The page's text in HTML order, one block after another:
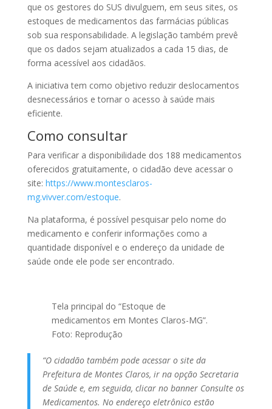
que os gestores do SUS divulguem, em seus sites, os
estoques de medicamentos das farmácias públicas
sob sua responsabilidade. A legislação também prevê
que os dados sejam atualizados a cada 15 dias, de
forma acessível aos cidadãos.
A iniciativa tem como objetivo reduzir deslocamentos
desnecessários e tornar o acesso à saúde mais
eficiente.
Como consultar
Para verificar a disponibilidade dos 188 medicamentos
oferecidos gratuitamente, o cidadão deve acessar o
site: https://www.montesclaros-
mg.vivver.com/estoque.
Na plataforma, é possível pesquisar pelo nome do
medicamento e conferir informações como a
quantidade disponível e o endereço da unidade de
saúde onde ele pode ser encontrado.
Tela principal do “Estoque de
medicamentos em Montes Claros-MG”.
Foto: Reprodução
“O cidadão também pode acessar o site da
Prefeitura de Montes Claros, ir na opção Secretaria
de Saúde e, em seguida, clicar no banner Consulte os
Medicamentos. No endereço eletrônico estão